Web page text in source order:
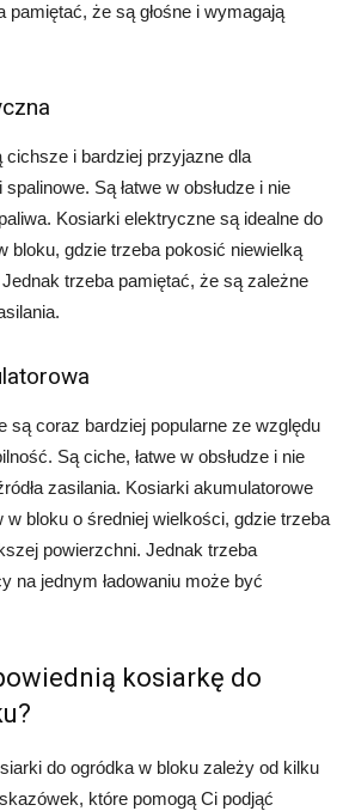
pamiętać, że są głośne i wymagają
i bardziej przyjazne dla
Są łatwe w obsłudze i nie
Kosiarki elektryczne są idealne do
bloku, gdzie trzeba pokosić niewielką
trzeba pamiętać, że są zależne
są coraz bardziej popularne ze względu
Są ciche, łatwe w obsłudze i nie
zasilania. Kosiarki akumulatorowe
w bloku o średniej wielkości, gdzie trzeba
powierzchni. Jednak trzeba
na jednym ładowaniu może być
kosiarkę do
do ogródka w bloku zależy od kilku
które pomogą Ci podjąć